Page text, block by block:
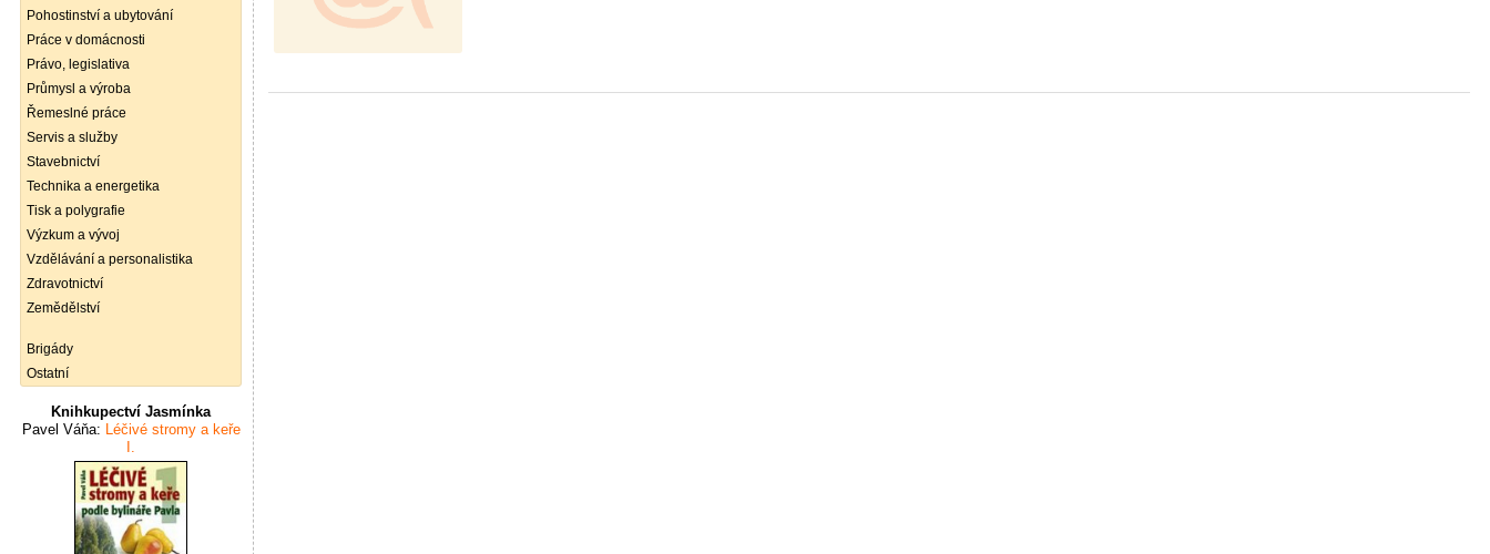
Pohostinství a ubytování
Práce v domácnosti
Právo, legislativa
Průmysl a výroba
Řemeslné práce
Servis a služby
Stavebnictví
Technika a energetika
Tisk a polygrafie
Výzkum a vývoj
Vzdělávání a personalistika
Zdravotnictví
Zemědělství
Brigády
Ostatní
Knihkupectví Jasmínka
Pavel Váňa: Léčivé stromy a keře
I.